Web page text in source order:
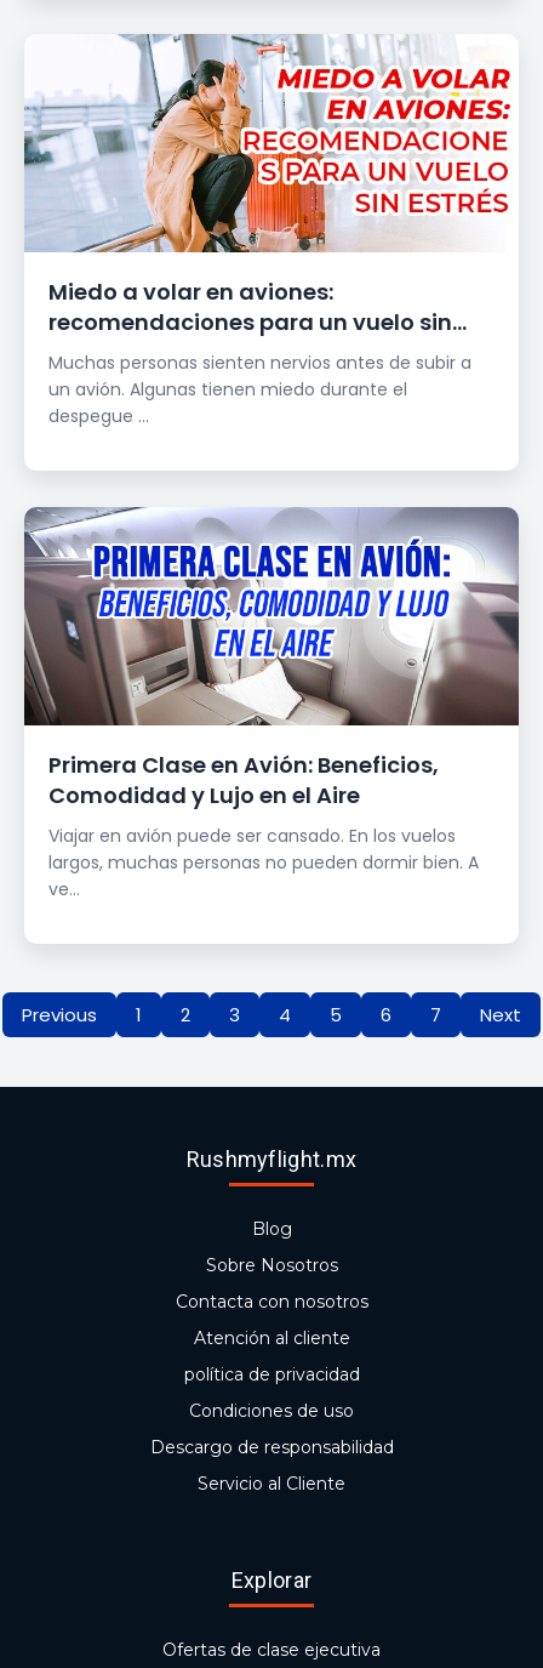
Miedo a volar en aviones:
recomendaciones para un vuelo sin
estrés
Muchas personas sienten nervios antes de subir a
un avión. Algunas tienen miedo durante el
despegue ...
Primera Clase en Avión: Beneficios,
Comodidad y Lujo en el Aire
Viajar en avión puede ser cansado. En los vuelos
largos, muchas personas no pueden dormir bien. A
ve...
Previous 1 2 3 4 5 6 7 Next
Rushmyflight.mx
Blog
Sobre Nosotros
Contacta con nosotros
Atención al cliente
política de privacidad
Condiciones de uso
Descargo de responsabilidad
Servicio al Cliente
Explorar
Ofertas de clase ejecutiva